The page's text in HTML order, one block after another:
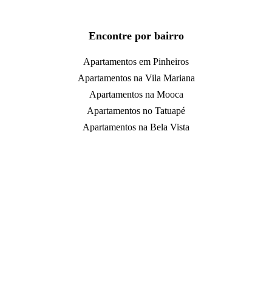
Encontre por bairro
Apartamentos em Pinheiros
Apartamentos na Vila Mariana
Apartamentos na Mooca
Apartamentos no Tatuapé
Apartamentos na Bela Vista